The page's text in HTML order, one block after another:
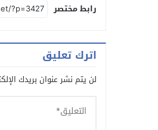
رابط مختصر
اترك تعليق
لن يتم نشر عنوان بريدك